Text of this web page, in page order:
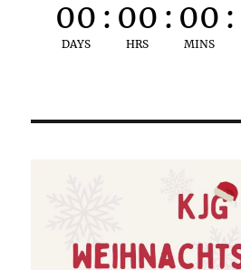
00
DAYS
: 00
HRS
: 00
MINS
: